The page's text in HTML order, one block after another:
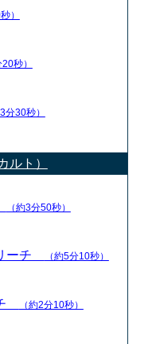
）
20秒）
3分30秒）
ルト）
（約3分50秒）
ーチ （約5分10秒）
（約2分10秒）